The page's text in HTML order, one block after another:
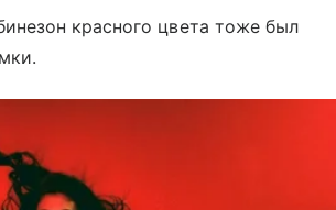
красного цвета тоже был